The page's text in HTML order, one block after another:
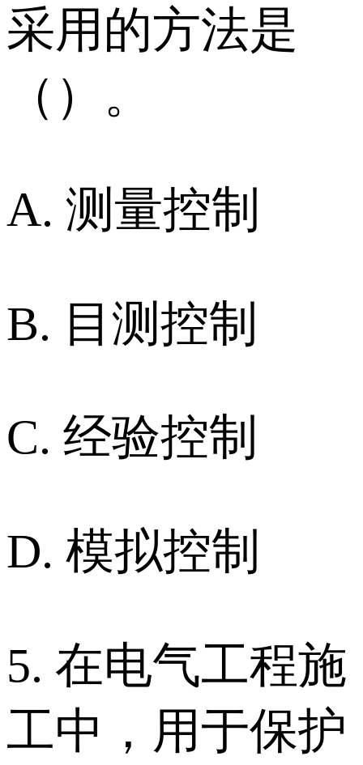
采用的方法是
（）。
A. 测量控制
B. 目测控制
C. 经验控制
D. 模拟控制
5. 在电气工程施
工中，用于保护